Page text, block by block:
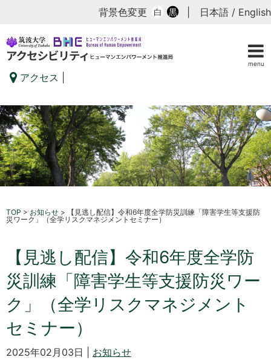
menu
背景色変更 白 黒 日本語 / English
アクセス
TOP > お知らせ >
【見逃し配信】令和6年度全学防災訓練「障害学生等支援防
災ワーク」（全学リスクマネジメントセミナー）
【見逃し配信】令和6年度全学防
災訓練「障害学生等支援防災ワー
ク」（全学リスクマネジメント
セミナー）
2025年02月03日 | お知らせ